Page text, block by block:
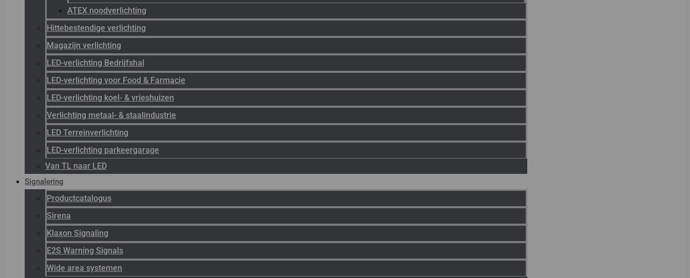
ATEX noodverlichting
Hittebestendige verlichting
Magazijn verlichting
LED-verlichting Bedrijfshal
LED-verlichting voor Food & Farmacie
LED-verlichting koel- & vrieshuizen
Verlichting metaal- & staalindustrie
LED Terreinverlichting
LED-verlichting parkeergarage
Van TL naar LED
Signalering
Productcatalogus
Sirena
Klaxon Signaling
E2S Warning Signals
Wide area systemen